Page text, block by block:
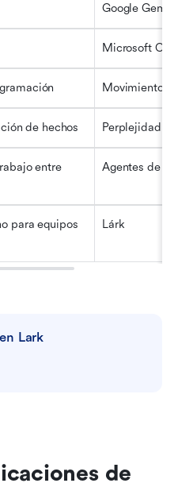
Google
Microsoft
Movimiento
de hechos Perplejidad
entre
Agentes de
para equipos
Lárk
Lark
de